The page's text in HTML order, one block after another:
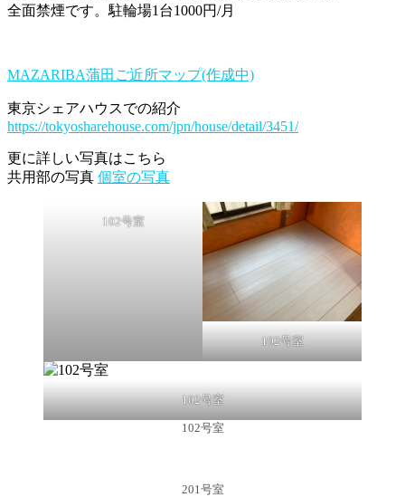
全面禁煙です。駐輪場1台1000円/月
MAZARIBA蒲田ご近所マップ(作成中)
東京シェアハウスでの紹介
https://tokyosharehouse.com/jpn/house/detail/3451/
更に詳しい写真はこちら
共用部の写真 個室の写真
102号室
102号室
102号室
102号室
201号室